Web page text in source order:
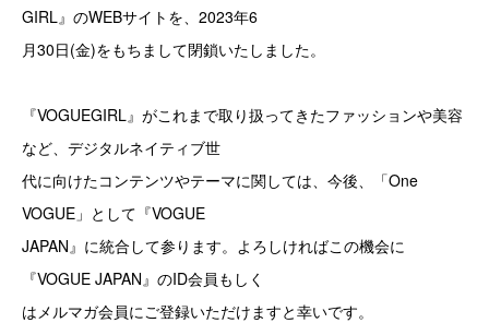
GIRL』のWEBサイトを、2023年6
月30日(金)をもちまして閉鎖いたしました。
『VOGUEGIRL』がこれまで取り扱ってきたファッションや美容
など、デジタルネイティブ世
代に向けたコンテンツやテーマに関しては、今後、「One
VOGUE」として『VOGUE
JAPAN』に統合して参ります。よろしければこの機会に
『VOGUE JAPAN』のID会員もしく
はメルマガ会員にご登録いただけますと幸いです。